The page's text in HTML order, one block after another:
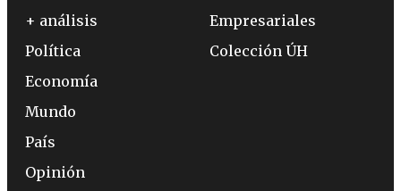
+ análisis
Política
Economía
Mundo
País
Opinión
Empresariales
Colección ÚH